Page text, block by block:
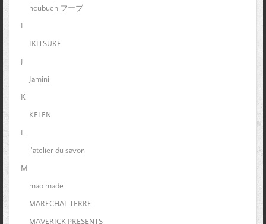
hcubuch フーブ
I
IKITSUKE
J
Jamini
K
KELEN
L
l'atelier du savon
M
mao made
MARECHAL TERRE
MAVERICK PRESENTS